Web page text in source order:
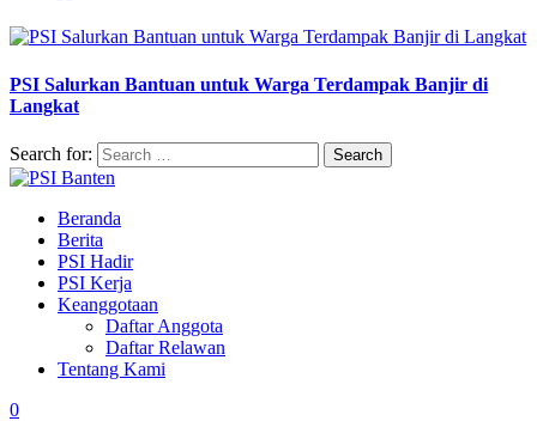
PSI Salurkan Bantuan untuk Warga Terdampak Banjir di
Langkat
Search for:
Beranda
Berita
PSI Hadir
PSI Kerja
Keanggotaan
Daftar Anggota
Daftar Relawan
Tentang Kami
0